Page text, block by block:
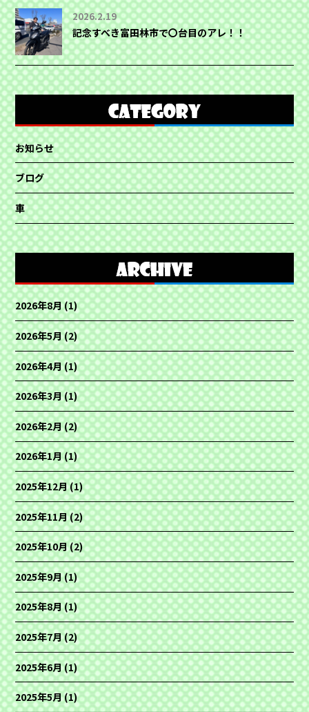
2026.2.19
記念すべき富田林市で〇台目のアレ！！
お知らせ
ブログ
車
2026年8月(1)
2026年5月(2)
2026年4月(1)
2026年3月(1)
2026年2月(2)
2026年1月(1)
2025年12月(1)
2025年11月(2)
2025年10月(2)
2025年9月(1)
2025年8月(1)
2025年7月(2)
2025年6月(1)
2025年5月(1)